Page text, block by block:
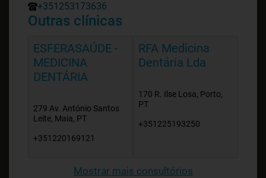
+351253173636
Outras clínicas
ESFERASAÚDE -
MEDICINA
DENTÁRIA
279 Av. António Santos
Leite, Maia, PT
+351220169121
RFA Medicina
Dentária Lda
170 R. Ilse Losa, Porto,
PT
+351225193250
Mostrar mais consultórios